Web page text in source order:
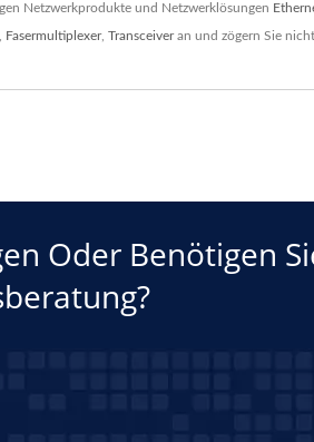
Netzwerkprodukte und Netzwerklösungen
Fasermultiplexer, Transceiveran und zögern Sie nicht,
Oder Benötigen